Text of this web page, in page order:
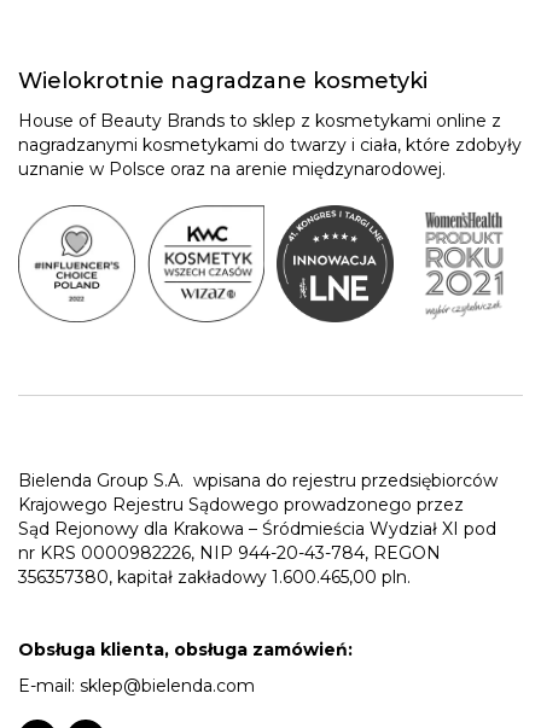
Wielokrotnie nagradzane kosmetyki
House of Beauty Brands to sklep z kosmetykami online z
nagradzanymi kosmetykami do twarzy i ciała, które zdobyły
uznanie w Polsce oraz na arenie międzynarodowej.
Bielenda Group S.A. wpisana do rejestru przedsiębiorców
Krajowego Rejestru Sądowego prowadzonego przez
Sąd Rejonowy dla Krakowa – Śródmieścia Wydział XI pod
nr KRS 0000982226, NIP 944-20-43-784, REGON
356357380, kapitał zakładowy 1.600.465,00 pln.
Obsługa klienta, obsługa zamówień:
E-mail: sklep@bielenda.com